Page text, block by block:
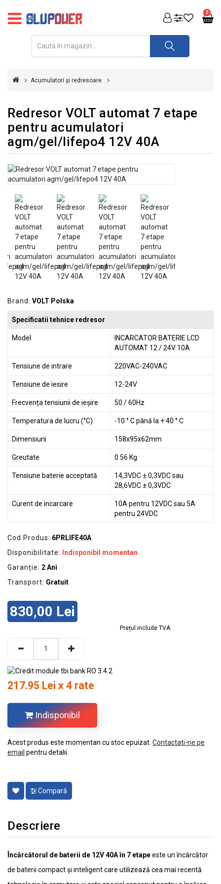
0
FOTOVOLTAICE
REDRESOARE
INVERTOARE
UPS
STABILIZATOARE
DE
TENSIUNE
CASA
GRADINA
SI
ECHIPAMENTE
ECHIPAMENTE
PROTECȚIE
KITURI
Acumulatori și redresoare
Redresor VOLT automat 7 etape
pentru acumulatori
agm/gel/lifepo4 12V 40A
Brand: VOLT Polska
Specificatii tehnice redresor
Model
INCARCATOR BATERIE LCD
AUTOMAT 12 / 24V 10A
Tensiune de intrare 220VAC-240VAC
Tensiune de iesire 12-24V
Frecvența tensiunii de ieșire 50 / 60Hz
Temperatura de lucru (°C) -10 ° C până la + 40 ° C
Dimensiuni 158x95x62mm
Greutate 0.56 Kg
Tensiune baterie acceptată
14,3VDC ± 0,3VDC sau
28,6VDC ± 0,3VDC
Curent de incarcare
10A pentru 12VDC sau 5A
pentru 24VDC
Cod Produs: 6PRLIFE40A
Disponibilitate:
Indisponibil momentan
Garanție: 2 Ani
Transport: Gratuit
830,00 Lei
Prețul include TVA
217.95 Lei x 4 rate
Indisponibil
Acest produs este momentan cu stoc epuizat. Contactati-ne pe
email pentru detalii.
Compară
Descriere
Încărcătorul de baterii de 12V 40A în 7 etapeeste un încărcător
de baterii compact și inteligent care utilizează cea mai recentă